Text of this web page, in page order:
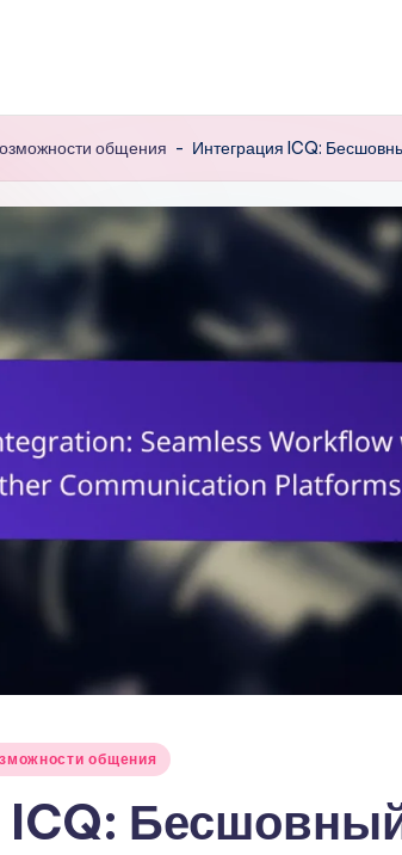
общения - Интеграция ICQ:
общения
ICQ: